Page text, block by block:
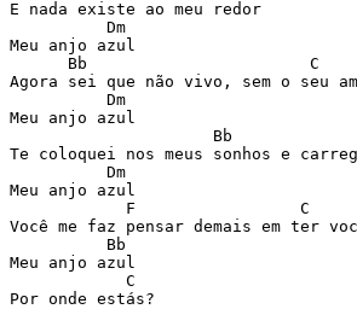
E nada existe ao meu redor
          Dm
Meu anjo azul
      Bb                       C
Agora sei que não vivo, sem o seu
          Dm
Meu anjo azul
Bb
Te coloquei nos meus sonhos e
          Dm
Meu anjo azul
F                 C
Você me faz pensar demais em ter
          Bb
Meu anjo azul
            C
Por onde estás?